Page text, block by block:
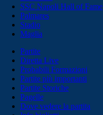
SSC Napoli Hall of Fame
Palmares
Stadio
Maglia
Partite
Diretta Live
Probabili Formazioni
Partite più importanti
Partite Storiche
Pagelle
Dove vedere la partita